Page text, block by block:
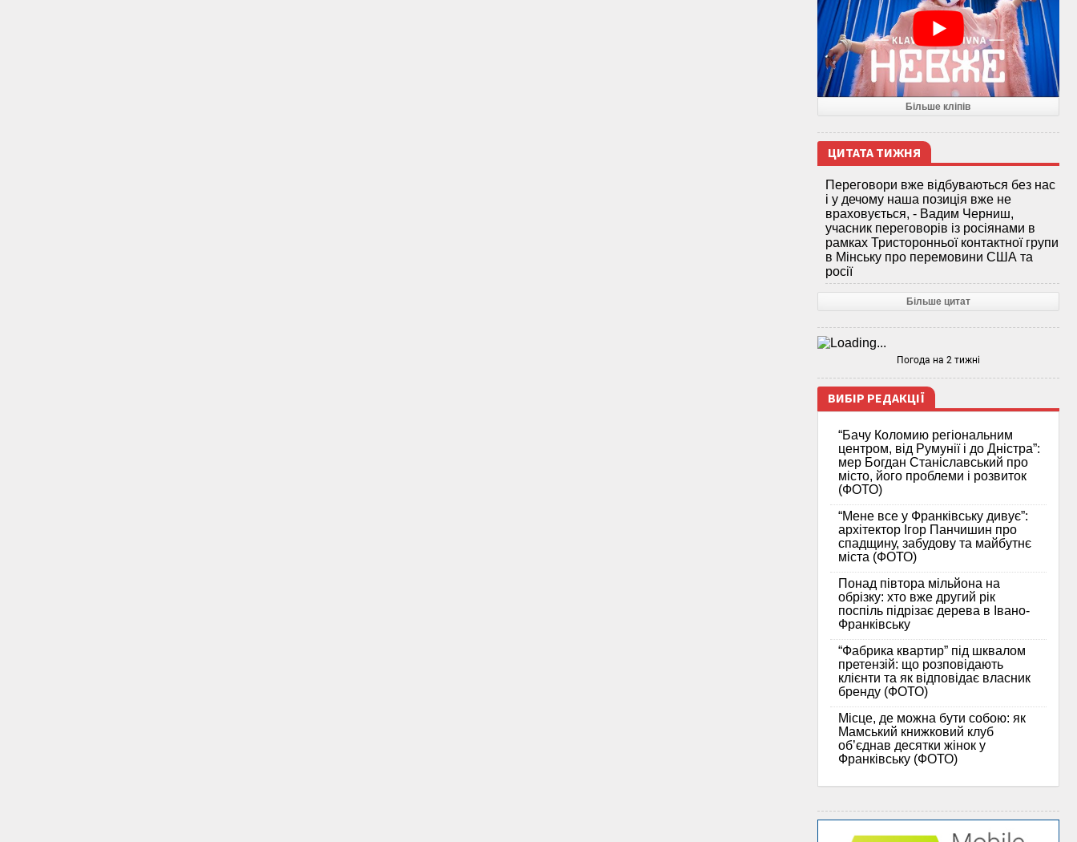
Більше кліпів
ЦИТАТА ТИЖНЯ
Переговори вже відбуваються без нас
і у дечому наша позиція вже не
враховується, - Вадим Черниш,
учасник переговорів із росіянами в
рамках Тристоронньої контактної групи
в Мінську про перемовини США та
росії
Більше цитат
Погода на 2 тижні
ВИБІР РЕДАКЦІЇ
“Бачу Коломию регіональним
центром, від Румунії і до Дністра”:
мер Богдан Станіславський про
місто, його проблеми і розвиток
(ФОТО)
“Мене все у Франківську дивує”:
архітектор Ігор Панчишин про
спадщину, забудову та майбутнє
міста (ФОТО)
Понад півтора мільйона на
обрізку: хто вже другий рік
поспіль підрізає дерева в Івано-
Франківську
“Фабрика квартир” під шквалом
претензій: що розповідають
клієнти та як відповідає власник
бренду (ФОТО)
Місце, де можна бути собою: як
Мамський книжковий клуб
об’єднав десятки жінок у
Франківську (ФОТО)